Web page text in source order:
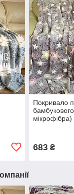
Покривало
мікрофібра)
683₴